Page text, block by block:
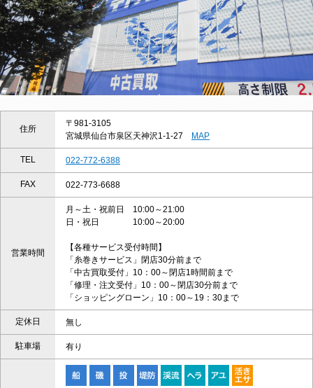
住所
〒981-3105
宮城県仙台市泉区天神沢1-1-27
MAP
TEL 022-772-6388
FAX 022-773-6688
営業時間
月～土・祝前日 10:00～21:00
日・祝日 10:00～20:00
【各種サービス受付時間】
「糸巻きサービス」閉店30分前まで
「中古買取受付」10：00～閉店1時間前まで
「修理・注文受付」10：00～閉店30分前まで
「ショッピングローン」10：00～19：30まで
定休日 無し
駐車場 有り